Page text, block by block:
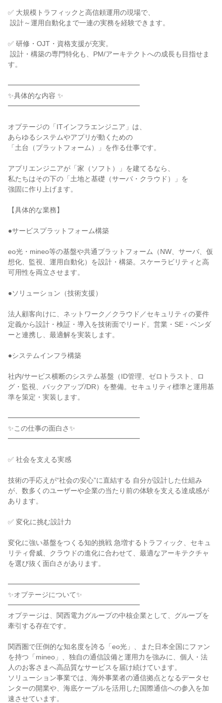
✅ 大規模トラフィックと高信頼運用の現場で、
✅ 研修・OJT・資格支援が充実。
す。
━━━━━━━━━━━━━━━━━━━
✨具体的な内容 ✨
━━━━━━━━━━━━━━━━━━━
オプテージの「ITインフラエンジニア」は、
あらゆるシステムやアプリが動くための
「土台（プラットフォーム）」を作る仕事です。
アプリエンジニアが「家（ソフト）」を建てるなら、
私たちはその下の「土地と基礎（サーバ・クラウド）」を
強固に作り上げます。
【具体的な業務】
●サービスプラットフォーム構築
eo光・mineo等の基盤や共通プラットフォーム（NW、サーバ、仮
想化、監視、運用自動化）を設計・構築。スケーラビリティと高
可用性を両立させます。
●ソリューション（技術支援）
法人顧客向けに、ネットワーク／クラウド／セキュリティの要件
定義から設計・検証・導入を技術面でリード。営業・SE・ベンダ
ーと連携し、最適解を実装します。
●システムインフラ構築
社内/サービス横断のシステム基盤（ID管理、ゼロトラスト、ロ
グ・監視、バックアップ/DR）を整備。セキュリティ標準と運用基
準を策定・実装します。
━━━━━━━━━━━━━━━━━━━
✨この仕事の面白さ✨
━━━━━━━━━━━━━━━━━━━
✅ 社会を支える実感
技術の手応えが“社会の安心”に直結する 自分が設計した仕組み
が、数多くのユーザーや企業の当たり前の体験を支える達成感が
あります。
✅ 変化に挑む設計力
変化に強い基盤をつくる知的挑戦 急増するトラフィック、セキュ
リティ脅威、クラウドの進化に合わせて、最適なアーキテクチャ
を選び抜く面白さがあります。
━━━━━━━━━━━━━━━━━━━
✨オプテージについて✨
━━━━━━━━━━━━━━━━━━━
オプテージは、関西電力グループの中核企業として、グループを
牽引する存在です。
関西圏で圧倒的な知名度を誇る「eo光」、また日本全国にファン
を持つ「mineo」、独自の通信設備と運用力を強みに、個人・法
人のお客さまへ高品質なサービスを届け続けています。
ソリューション事業では、海外事業者の通信拠点となるデータセ
ンターの開業や、海底ケーブルを活用した国際通信への参入を加
速させています。